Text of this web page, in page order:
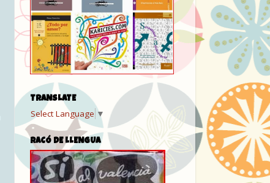
TRANSLATE
Select Language ▼
RACÓ DE LLENGUA